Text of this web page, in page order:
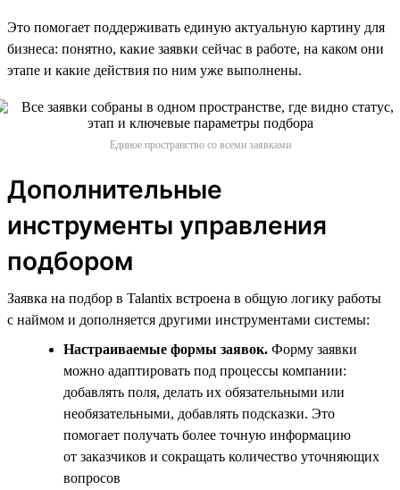
Это помогает поддерживать единую актуальную картину для
бизнеса: понятно, какие заявки сейчас в работе, на каком они
этапе и какие действия по ним уже выполнены.
Единое пространство со всеми заявками
Дополнительные
инструменты управления
подбором
Заявка на подбор в Talantix встроена в общую логику работы
с наймом и дополняется другими инструментами системы:
Настраиваемые формы заявок. Форму заявки
можно адаптировать под процессы компании:
добавлять поля, делать их обязательными или
необязательными, добавлять подсказки. Это
помогает получать более точную информацию
от заказчиков и сокращать количество уточняющих
вопросов